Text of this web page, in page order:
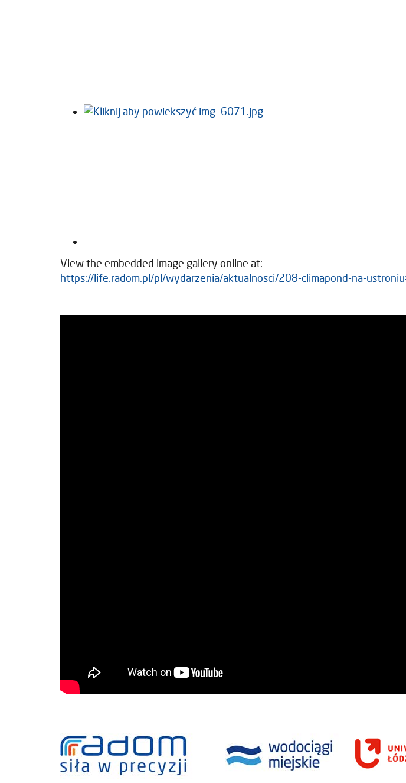
View the embedded image gallery online at:
https://life.radom.pl/pl/wydarzenia/aktualnosci/208-climapond-na-